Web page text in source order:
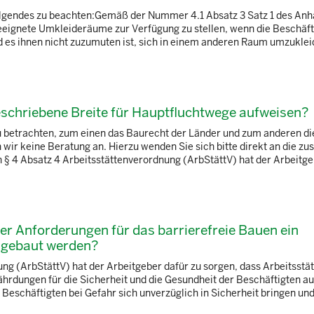
zu beachten:Gemäß der Nummer 4.1 Absatz 3 Satz 1 des
Umkleideräume zur Verfügung zu stellen, wenn die
ihnen nicht zuzumuten ist, sich in einem anderen Raum
Breite für Hauptfluchtwege aufweisen?
zum einen das Baurecht der Länder und zum anderen
keine Beratung an. Hierzu wenden Sie sich bitte direkt an die
4 Absatz 4 Arbeitsstättenverordnung (ArbStättV) hat der
Anforderungen für das barrierefreie Bauen ein
werden?
(ArbStättV) hat der Arbeitgeber dafür zu sorgen, dass
für die Sicherheit und die Gesundheit der Beschäftigten
bei Gefahr sich unverzüglich in Sicherheit bringen